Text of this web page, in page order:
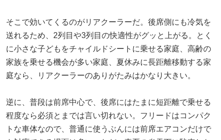
そこで効いてくるのがリアクーラーだ。後席側にも冷気を
送れるため、2列目や3列目の快適性がグッと上がる。とく
に小さな子どもをチャイルドシートに乗せる家庭、高齢の
家族を乗せる機会が多い家庭、夏休みに長距離移動する家
庭なら、リアクーラーのありがたみはかなり大きい。
逆に、普段は前席中心で、後席にはたまに短距離で乗せる
程度なら必須とまでは言い切れない。フリードはコンパク
トな車体なので、普通に使うぶんには前席エアコンだけで